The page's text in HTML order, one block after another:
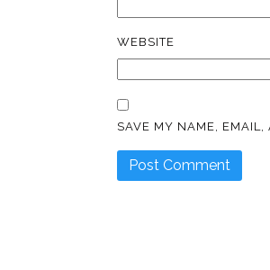
WEBSITE
SAVE MY NAME, EMAIL,